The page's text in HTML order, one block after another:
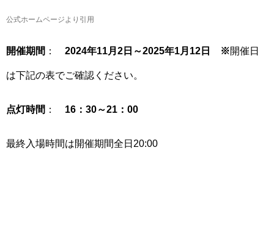
公式ホームページより引用
開催期間 ： 2024年11月2日～2025年1月12日 ※開催日
は下記の表でご確認ください。
点灯時間 ： 16：30～21：00
最終入場時間は開催期間全日20:00